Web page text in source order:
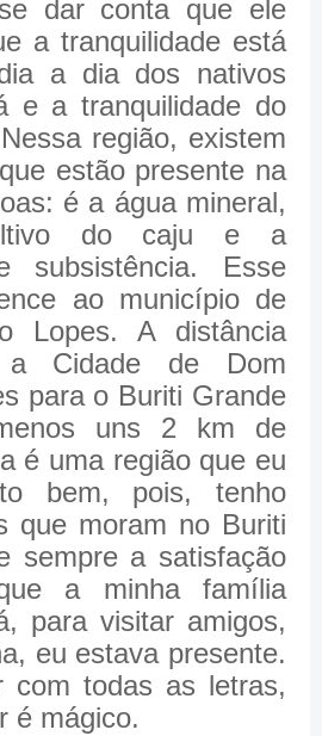
dar conta que ele
a tranquilidade está
a dia dos nativos
e a tranquilidade do
região, existem
estão presente na
é a água mineral,
do caju e a
subsistência. Esse
ao município de
Lopes. A distância
a Cidade de Dom
para o Buriti Grande
uns 2 km de
é uma região que eu
bem, pois, tenho
que moram no Buriti
sempre a satisfação
a minha família
para visitar amigos,
eu estava presente.
com todas as letras,
é mágico.